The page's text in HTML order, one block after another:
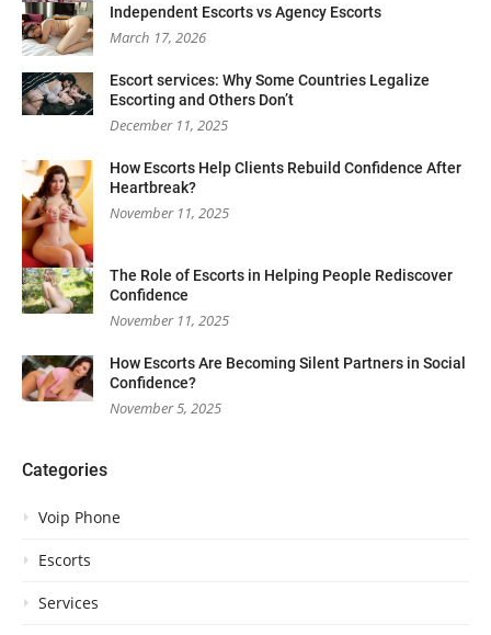
Independent Escorts vs Agency Escorts
March 17, 2026
Escort services: Why Some Countries Legalize
Escorting and Others Don’t
December 11, 2025
How Escorts Help Clients Rebuild Confidence After
Heartbreak?
November 11, 2025
The Role of Escorts in Helping People Rediscover
Confidence
November 11, 2025
How Escorts Are Becoming Silent Partners in Social
Confidence?
November 5, 2025
Categories
Voip Phone
Escorts
Services